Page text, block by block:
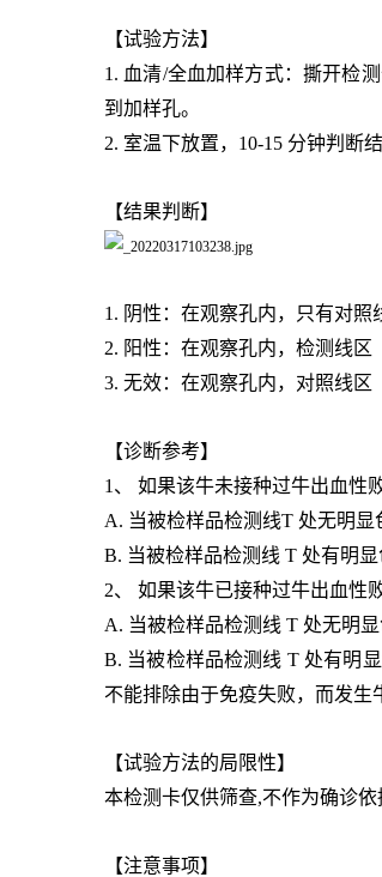
【试验方法】
1. 血清/全血加样方式：撕开检
到加样孔。
2. 室温下放置，10-15 分钟判断
【结果判断】
1. 阴性：在观察孔内，只有对照
2. 阳性：在观察孔内，检测线
3. 无效：在观察孔内，对照线区
【诊断参考】
1、 如果该牛未接种过牛出血性
A. 当被检样品检测线T 处无明
B. 当被检样品检测线 T 处有明
2、 如果该牛已接种过牛出血性
A. 当被检样品检测线 T 处无明
B. 当被检样品检测线 T 处有明
不能排除由于免疫失败，而发生
【试验方法的局限性】
本检测卡仅供筛查,不作为确诊依
【注意事项】